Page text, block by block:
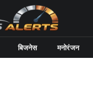
बिजनेस मनोरंजन